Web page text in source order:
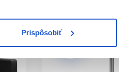
Prispôsobiť